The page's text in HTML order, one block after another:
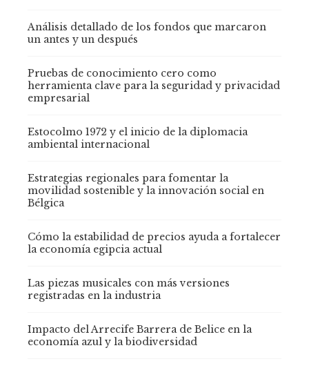
Análisis detallado de los fondos que marcaron
un antes y un después
Pruebas de conocimiento cero como
herramienta clave para la seguridad y privacidad
empresarial
Estocolmo 1972 y el inicio de la diplomacia
ambiental internacional
Estrategias regionales para fomentar la
movilidad sostenible y la innovación social en
Bélgica
Cómo la estabilidad de precios ayuda a fortalecer
la economía egipcia actual
Las piezas musicales con más versiones
registradas en la industria
Impacto del Arrecife Barrera de Belice en la
economía azul y la biodiversidad